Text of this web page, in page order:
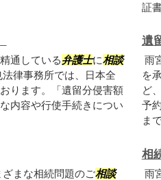
証
通している弁護士に相談
律事務所では、日本全
ります。「遺留分侵害額
内容や行使手続きについ
遺
雨
を
ど
予
ま
まな相続問題のご相談
相
雨